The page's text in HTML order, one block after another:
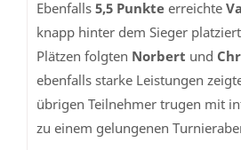
Ebenfalls 5,5 Punkte erreichte
knapp hinter dem Sieger
Plätzen folgten Norbert und
ebenfalls starke Leistungen
übrigen Teilnehmer trugen mit
zu einem gelungenen